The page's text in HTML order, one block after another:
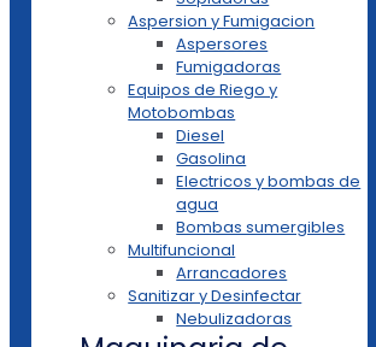
Aspersion y Fumigacion
Aspersores
Fumigadoras
Equipos de Riego y
Motobombas
Diesel
Gasolina
Electricos y bombas de
agua
Bombas sumergibles
Multifuncional
Arrancadores
Sanitizar y Desinfectar
Nebulizadoras